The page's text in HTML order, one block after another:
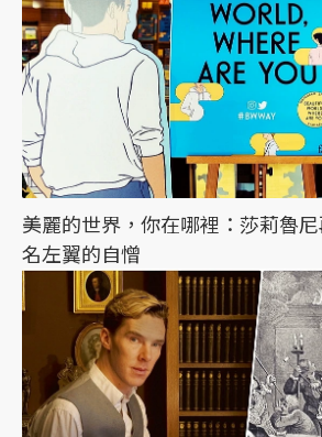
美麗的世界，你在哪裡：莎莉魯
名左翼的自憎